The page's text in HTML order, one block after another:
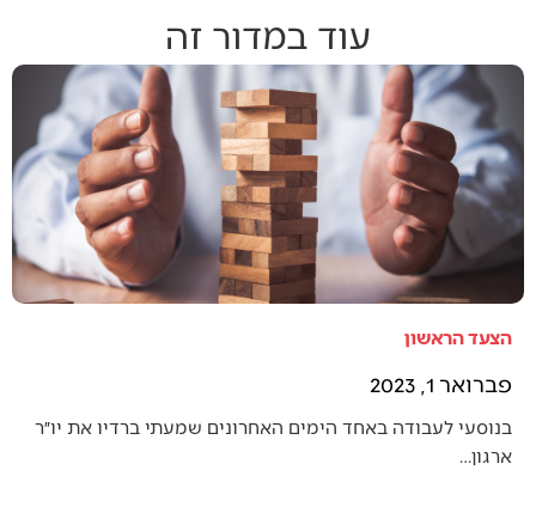
עוד במדור זה
הצעד הראשון
פברואר 1, 2023
בנוסעי לעבודה באחד הימים האחרונים שמעתי ברדיו את יו״ר
ארגון…